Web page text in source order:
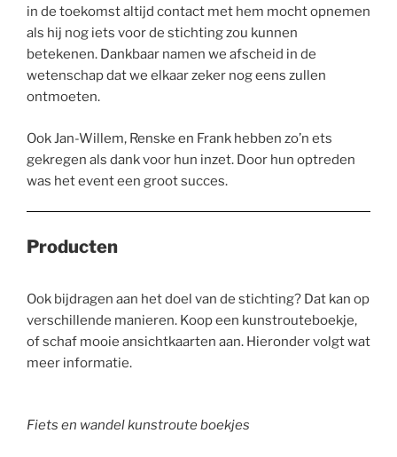
in de toekomst altijd contact met hem mocht opnemen
als hij nog iets voor de stichting zou kunnen
betekenen. Dankbaar namen we afscheid in de
wetenschap dat we elkaar zeker nog eens zullen
ontmoeten.
Ook Jan-Willem, Renske en Frank hebben zo’n ets
gekregen als dank voor hun inzet. Door hun optreden
was het event een groot succes.
Producten
Ook bijdragen aan het doel van de stichting? Dat kan op
verschillende manieren. Koop een kunstrouteboekje,
of schaf mooie ansichtkaarten aan. Hieronder volgt wat
meer informatie.
Fiets en wandel kunstroute boekjes